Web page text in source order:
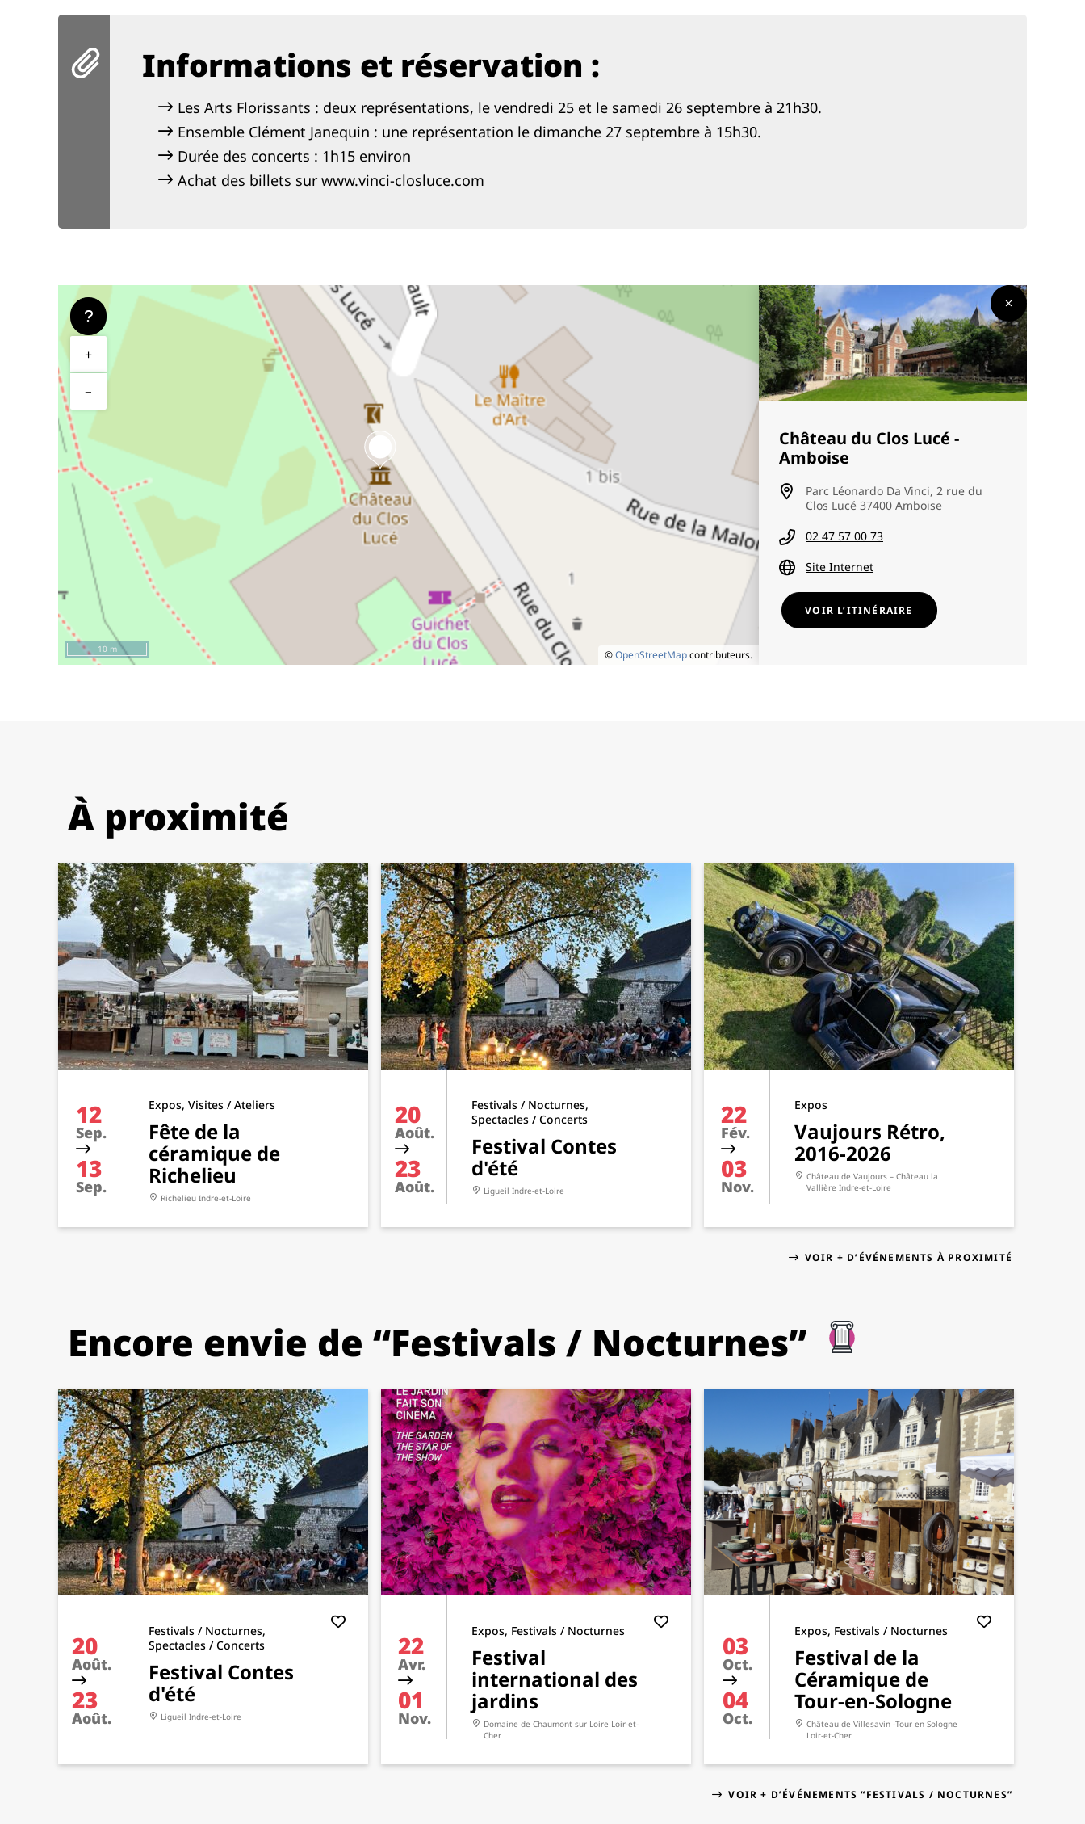
Informations et réservation :
Les Arts Florissants : deux représentations, le vendredi 25 et le samedi 26 septembre à 21h30.
Ensemble Clément Janequin : une représentation le dimanche 27 septembre à 15h30.
Durée des concerts : 1h15 environ
Achat des billets sur www.vinci-closluce.com
+
−
©OpenStreetMapcontributeurs.
10 m
Château du Clos Lucé -
Amboise
Parc Léonardo Da Vinci, 2 rue du
Clos Lucé 37400 Amboise
02 47 57 00 73
Site Internet
VOIR L’ITINÉRAIRE
À proximité
12
Sep.
13
Sep.
Expos, Visites / Ateliers
Fête de la
céramique de
Richelieu
Richelieu Indre-et-Loire
20
Août.
23
Août.
Festivals / Nocturnes,
Spectacles / Concerts
Festival Contes
d'été
Ligueil Indre-et-Loire
22
Fév.
03
Nov.
Expos
Vaujours Rétro,
2016-2026
Château de Vaujours – Château la
Vallière Indre-et-Loire
VOIR + D’ÉVÉNEMENTS À PROXIMITÉ
Encore envie de “Festivals / Nocturnes”
20
Août.
23
Août.
Festivals / Nocturnes,
Spectacles / Concerts
Festival Contes
d'été
Ligueil Indre-et-Loire
22
Avr.
01
Nov.
Expos, Festivals / Nocturnes
Festival
international des
jardins
Domaine de Chaumont sur Loire Loir-et-
Cher
03
Oct.
04
Oct.
Expos, Festivals / Nocturnes
Festival de la
Céramique de
Tour-en-Sologne
Château de Villesavin -Tour en Sologne
Loir-et-Cher
VOIR + D’ÉVÉNEMENTS “FESTIVALS / NOCTURNES”